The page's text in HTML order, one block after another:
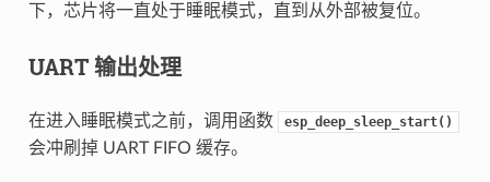
下，芯片将一直处于睡眠模式，直到从外部被复位。
UART 输出处理
在进入睡眠模式之前，调用函数 esp_deep_sleep_start()
会冲刷掉 UART FIFO 缓存。